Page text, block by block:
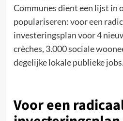
Communes dient een lijst in
populariseren: voor een
investeringsplan voor 4
crèches, 3.000 sociale
degelijke lokale publieke jobs.
Voor een